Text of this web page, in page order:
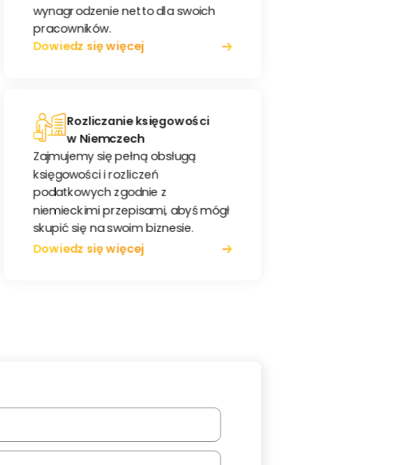
wynagrodzenie netto dla swoich
pracowników.
Dowiedz się więcej
Rozliczanie księgowości
w Niemczech
Zajmujemy się pełną obsługą
księgowości i rozliczeń
podatkowych zgodnie z
niemieckimi przepisami, abyś mógł
skupić się na swoim biznesie.
Dowiedz się więcej